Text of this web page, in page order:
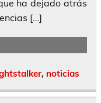
ha dejado atrás
[…]
, noticias